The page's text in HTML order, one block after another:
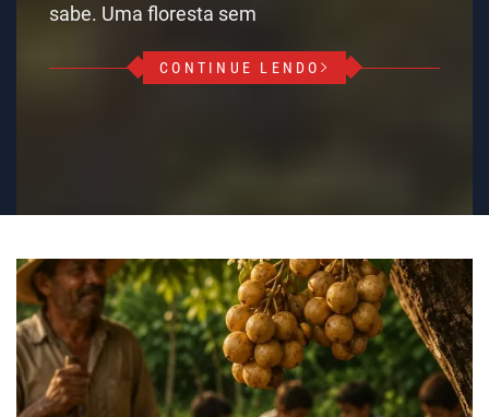
sabe. Uma floresta sem
CONTINUE LENDO